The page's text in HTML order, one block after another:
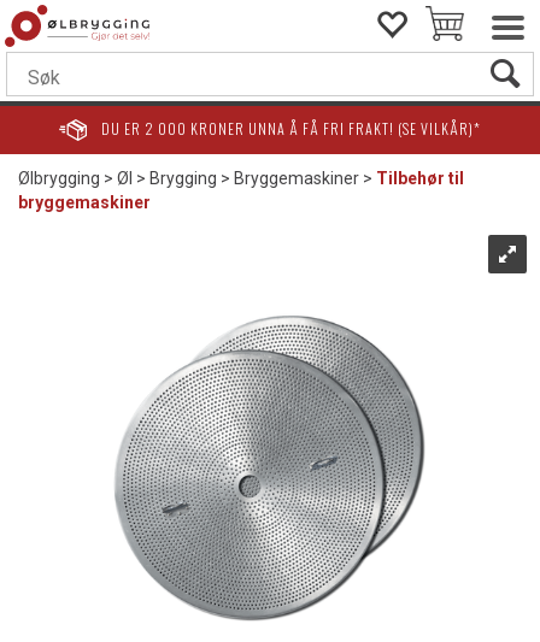
DU ER 2 000 KRONER UNNA Å FÅ FRI FRAKT! (SE VILKÅR)*
Ølbrygging>Øl >Brygging>Bryggemaskiner>Tilbehør til
bryggemaskiner